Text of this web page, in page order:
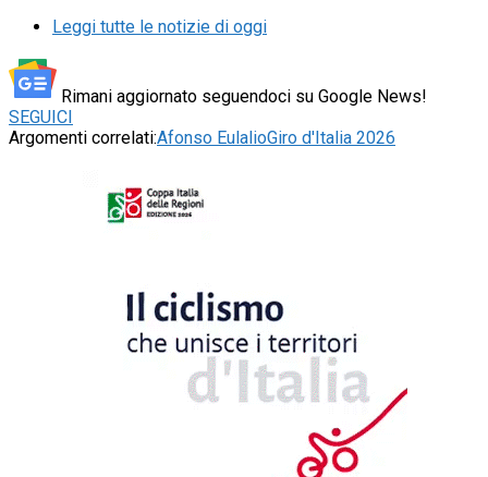
Leggi tutte le notizie di oggi
Rimani aggiornato seguendoci su Google News!
SEGUICI
Argomenti correlati:Afonso EulalioGiro d'Italia 2026